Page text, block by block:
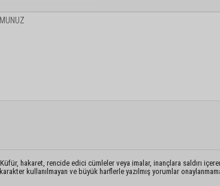
Küfür, hakaret, rencide edici cümleler veya imalar, inançlara saldırı
kullanılmayan ve büyük harflerle yazılmış yorumlar